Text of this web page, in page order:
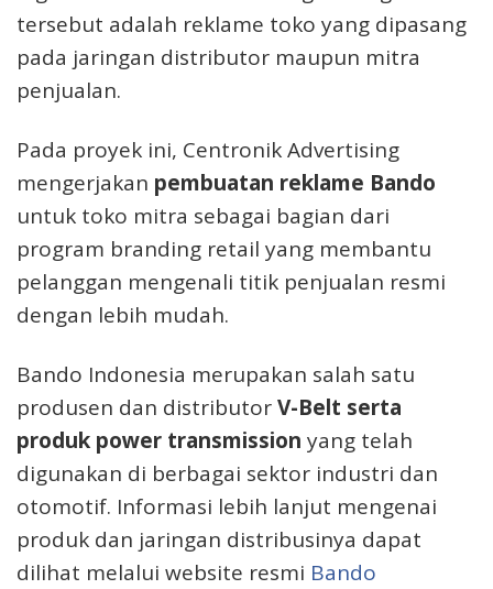
tersebut adalah reklame toko yang dipasang
pada jaringan distributor maupun mitra
penjualan.
Pada proyek ini, Centronik Advertising
mengerjakan pembuatan reklame Bando
untuk toko mitra sebagai bagian dari
program branding retail yang membantu
pelanggan mengenali titik penjualan resmi
dengan lebih mudah.
Bando Indonesia merupakan salah satu
produsen dan distributorV-Belt serta
produk power transmission yang telah
digunakan di berbagai sektor industri dan
otomotif. Informasi lebih lanjut mengenai
produk dan jaringan distribusinya dapat
dilihat melalui website resmi Bando